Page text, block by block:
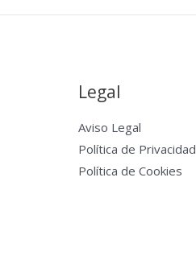
Legal
Aviso Legal
Política de Privacidad
Política de Cookies